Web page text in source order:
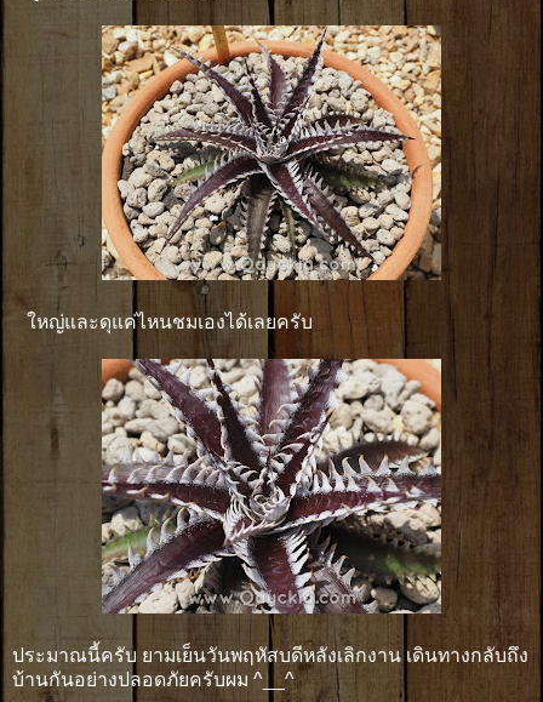
ใหญ่และดุแค่ไหนชมเองได้เลยครับ
ประมาณนี้ครับ ยามเย็นวันพฤหัสบดีหลังเลิกงาน เดินทางกลับถึง
บ้านกันอย่างปลอดภัยครับผม ^__^